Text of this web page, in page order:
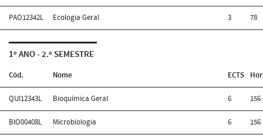
PAO12342L Ecologia Geral 3 78
1º ANO - 2.º SEMESTRE
Cód. Nome ECTS
QUI12343L Bioquímica Geral 6 156
BIO00408L Microbiologia 6 156